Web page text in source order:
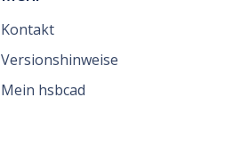
Kontakt
Versionshinweise
Mein hsbcad